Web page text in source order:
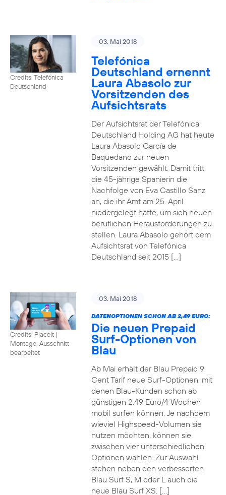
Credits: Telefónica
Deutschland
03. Mai 2018
Telefónica
Deutschland ernennt
Laura Abasolo zur
Vorsitzenden des
Aufsichtsrats
Der Aufsichtsrat der Telefónica
Deutschland Holding AG hat heute
Laura Abasolo García de
Baquedano zur neuen
Vorsitzenden gewählt. Damit tritt
die 45-jährige Spanierin die
Nachfolge von Eva Castillo Sanz
an, die ihr Amt am 25. April
niedergelegt hatte, um sich neuen
beruflichen Herausforderungen zu
stellen. Laura Abasolo gehört dem
Aufsichtsrat von Telefónica
Deutschland seit 2015 […]
Credits: Placeit |
Montage, Ausschnitt
bearbeitet
03. Mai 2018
DATENOPTIONEN SCHON AB 2,49 EURO:
Die neuen Prepaid
Surf-Optionen von
Blau
Ab Mai erhält der Blau Prepaid 9
Cent Tarif neue Surf-Optionen, mit
denen Blau-Kunden schon ab
günstigen 2,49 Euro/4 Wochen
mobil surfen können. Je nachdem
wieviel Highspeed-Volumen sie
nutzen möchten, können sie
zwischen vier unterschiedlichen
Optionen wählen. Zur Auswahl
stehen neben den verbesserten
Blau Surf S, M oder L auch die
neue Blau Surf XS. […]